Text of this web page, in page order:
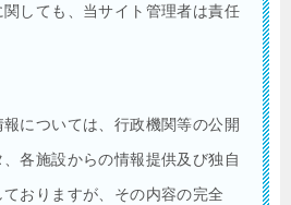
しても、当サイト管理者は責任
については、行政機関等の公開
各施設からの情報提供及び独自
おりますが、その内容の完全